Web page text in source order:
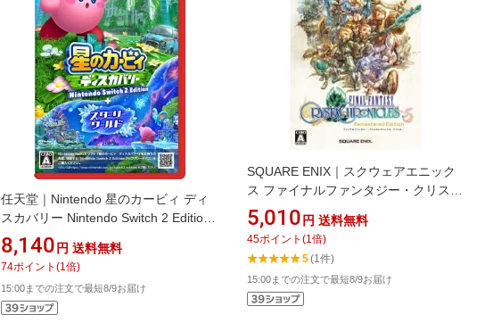
任天堂｜Nintendo 星のカービィ ディ
スカバリー Nintendo Switch 2 Edition
＋ スターリーワールド【Switch 2】
8,140 円 送料無料
74ポイント (1 倍)
15:00までの注文で最短8/9お届け
SQUARE ENIX｜スクウェアエニック
ス ファイナルファンタジー・クリスタ
ルクロニクル リマスター【Switch】
5,010 円 送料無料
45ポイント (1 倍)
5(1件)
15:00までの注文で最短8/9お届け